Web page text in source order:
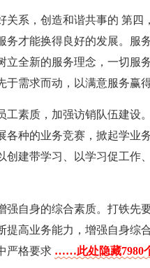
关系，创造和谐共事的 第
务才能换得良好的发展。服
立全新的服务理念，一切服
需求而动，以满意服务赢得
工素质，加强访销队伍建设
各种的业务竞赛，掀起学业
创建带学习、以学习促工作
强自身的综合素质。打铁先
提高业务能力，增强自身综
严格要求 ……此处隐藏